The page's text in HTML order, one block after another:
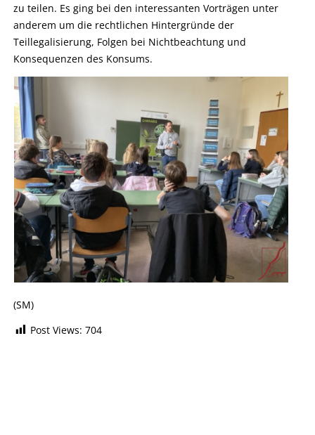
zu teilen. Es ging bei den interessanten Vorträgen unter
anderem um die rechtlichen Hintergründe der
Teillegalisierung, Folgen bei Nichtbeachtung und
Konsequenzen des Konsums.
(SM)
Post Views: 704